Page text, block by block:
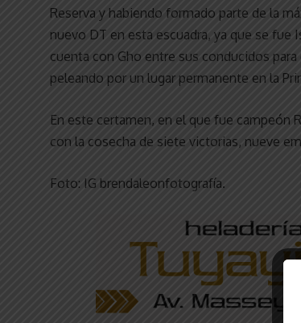
Reserva y habiendo formado parte de la
nuevo DT en esta escuadra, ya que se
cuenta con Gho entre sus conducidos
peleando por un lugar permanente en la
En este certamen, en el que fue campeón
con la cosecha de siete victorias, nueve
Foto: IG brendaleonfotografía.